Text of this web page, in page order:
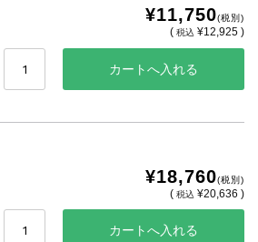
¥11,750(税別)
(税込 ¥12,925 )
¥18,760(税別)
(税込 ¥20,636 )